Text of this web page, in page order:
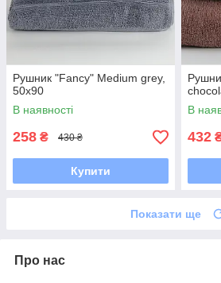
Рушник "Fancy" Medium grey,
50x90
В наявності
258 ₴ 430 ₴
Купити
В
432
Показати ще
Про нас